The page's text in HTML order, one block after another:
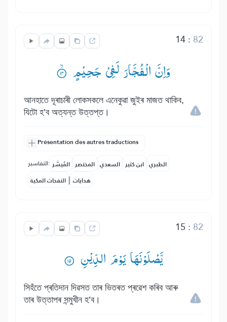
14: 82
وَاِنَّ الْفُجَّارَ لَفِیْ جَحِیْمٍ ۟ۙ
আনহাতে দূৰাচাৰী লোকসকলে এনেকুৱা জুইৰ মাজত থাকিব,
যিটো হ’ব অত্যন্ত উত্তপ্ত।
Présentation des autres traductions
التفاسير: المُيسَّر المختصر السعدي ابن كثير الطبري
النفحات المكية | هدايات
15 : 82
یَّصْلَوْنَهَا یَوْمَ الدِّیْنِ ۟
সিহঁতে প্ৰতিদান দিৱসত তাৰ ভিতৰত প্ৰৱেশ কৰিব আৰু
তাৰ উত্তাপৰ সন্মুখীন হ’ব।